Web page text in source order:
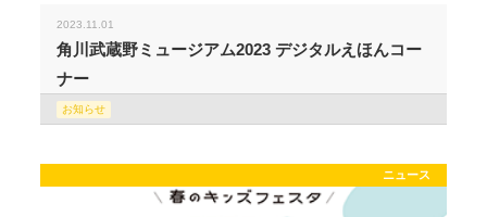
2023.11.01
角川武蔵野ミュージアム2023 デジタルえほんコー
ナー
お知らせ
ニュース